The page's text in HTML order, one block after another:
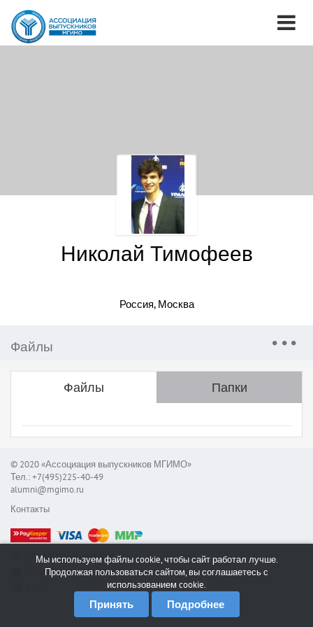
Николай Тимофеев
Россия, Москва
Файлы
Файлы Папки
© 2020 «Ассоциация выпускников МГИМО»
Тел.: +7(495)225-40-49
alumni@mgimo.ru
Контакты
Сообщить об ошибке
Служба поддержки
Мы используем файлы cookie, чтобы сайт работал лучше.
Продолжая пользоваться сайтом, вы соглашаетесь с
использованием cookie.
Принять Подробнее